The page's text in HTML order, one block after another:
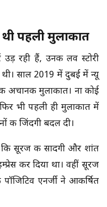
थी पहली मुलाकात
रही हैं, उनकी लव स्टोरी
साल 2019 में दुबई में न्यू
अचानक मुलाकात। ना कोई
भी पहली ही मुलाकात में
की जिंदगी बदल दी।
सूरज की सादगी और शांत
कर दिया था। वहीं सूरज
एनर्जी ने आकर्षित